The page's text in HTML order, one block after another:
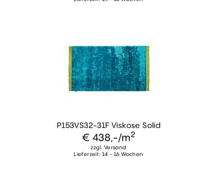
P153VS32-31F Viskose Solid
€ 438,-/m2
zzgl. Versand
Lieferzeit: 14 - 16 Wochen